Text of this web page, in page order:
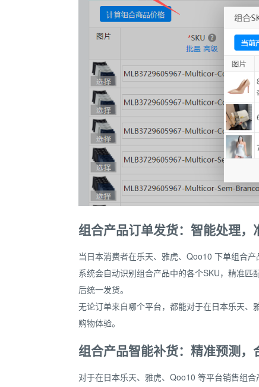
组合产品订单发货：智能处理，
当日本消费者在乐天、雅虎、Qoo10 下单组合
系统会自动识别组合产品中的各个SKU，精准
后统一发货。
无论订单来自哪个平台，都能对于在日本乐天
购物体验。
组合产品智能补货：精准预测，
对于在日本乐天、雅虎、Qoo10 等平台销售组